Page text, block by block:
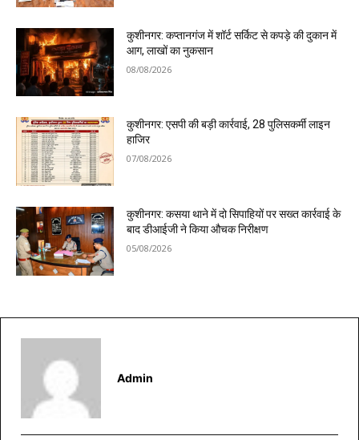
कुशीनगर: कप्तानगंज में शॉर्ट सर्किट से कपड़े की दुकान में
आग, लाखों का नुकसान
08/08/2026
कुशीनगर: एसपी की बड़ी कार्रवाई, 28 पुलिसकर्मी लाइन
हाजिर
07/08/2026
कुशीनगर: कसया थाने में दो सिपाहियों पर सख्त कार्रवाई के
बाद डीआईजी ने किया औचक निरीक्षण
05/08/2026
Admin